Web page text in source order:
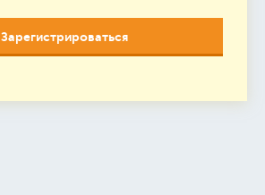
Зарегистрироваться